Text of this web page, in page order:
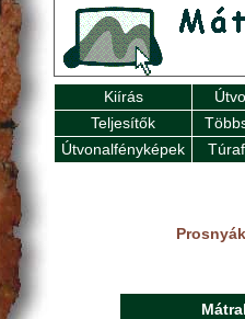
Kiírás
Teljesítők
Útvonalfényképek